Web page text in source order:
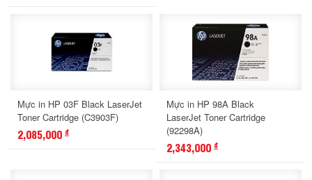
Mực in HP 03F Black LaserJet
Toner Cartridge (C3903F)
2,085,000 đ
Mực in HP 98A Black
LaserJet Toner Cartridge
(92298A)
2,343,000 đ